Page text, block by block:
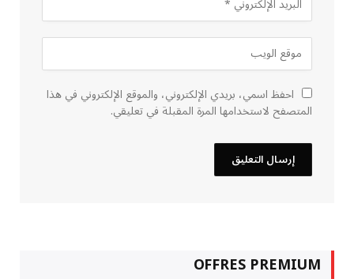
احفظ اسمي، بريدي الإلكتروني، والموقع الإلكتروني في هذا
المتصفح لاستخدامها المرة المقبلة في تعليقي.
OFFRES PREMIUM